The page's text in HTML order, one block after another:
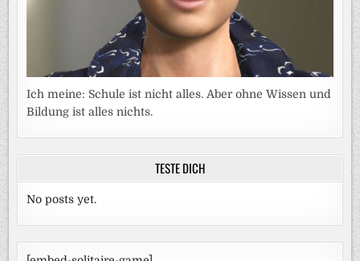
Ich meine: Schule ist nicht alles. Aber ohne Wissen und
Bildung ist alles nichts.
TESTE DICH
No posts yet.